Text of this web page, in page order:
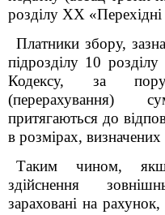
розділу XX
Платники збору,
підрозділу 10 розділу
Кодексу, за
(перерахування)
притягаються до
в розмірах,
Таким чином,
здійснення
зараховані на